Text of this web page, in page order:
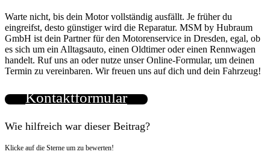
Warte nicht, bis dein Motor vollständig ausfällt. Je früher du
eingreifst, desto günstiger wird die Reparatur. MSM by Hubraum
GmbH ist dein Partner für den Motorenservice in Dresden, egal, ob
es sich um ein Alltagsauto, einen Oldtimer oder einen Rennwagen
handelt. Ruf uns an oder nutze unser Online-Formular, um deinen
Termin zu vereinbaren. Wir freuen uns auf dich und dein Fahrzeug!
Kontaktformular
Wie hilfreich war dieser Beitrag?
Klicke auf die Sterne um zu bewerten!